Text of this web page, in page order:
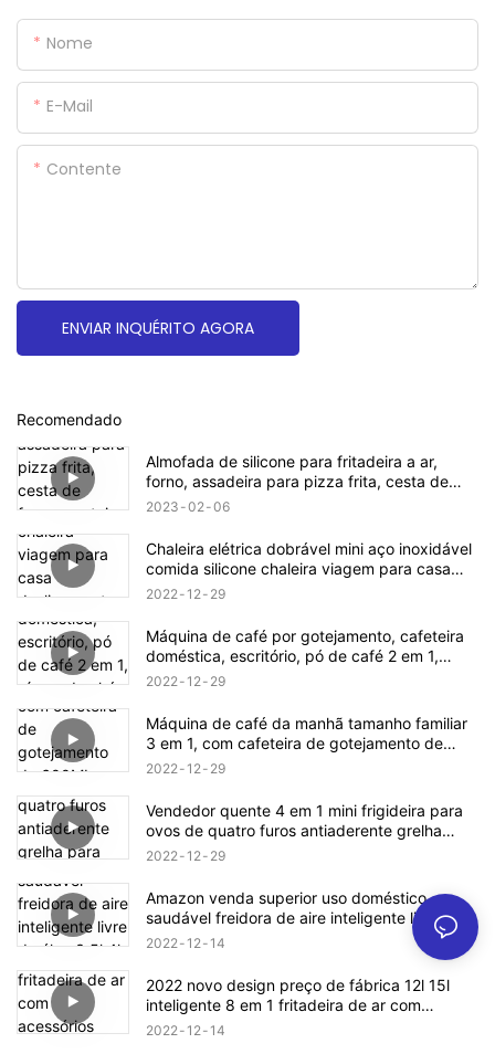
Nome
E-Mail
Contente
ENVIAR INQUÉRITO AGORA
Recomendado
Almofada de silicone para fritadeira a ar,
forno, assadeira para pizza frita, cesta de
frango, esteira redonda, substituição,
2023 02 06
Chaleira elétrica dobrável mini aço inoxidável
comida silicone chaleira viagem para casa
desligamento automático fácil de transportar
2022 12 29
Máquina de café por gotejamento, cafeteira
doméstica, escritório, pó de café 2 em 1,
xícara de chá, escritório, bule de chá grátis,
2022 12 29
Máquina de café da manhã tamanho familiar
3 em 1, com cafeteira de gotejamento de
600ML, chapa antiaderente, torradeira de 9L
2022 12 29
Vendedor quente 4 em 1 mini frigideira para
ovos de quatro furos antiaderente grelha
para cozinhar com alça de madeira dividida
2022 12 29
Amazon venda superior uso doméstico
saudável freidora de aire inteligente livre de
óleo 3.5l 4l 5l ar fritadeira forno digital
2022 12 14
2022 novo design preço de fábrica 12l 15l
inteligente 8 em 1 fritadeira de ar com
acessórios como assados ​​grelhadores
2022 12 14